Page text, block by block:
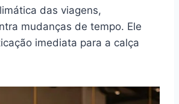
das viagens,
mudanças de tempo. Ele
imediata para a calça